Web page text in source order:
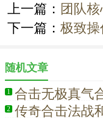
上一篇： 团队
下一篇： 极致
随机文章
1 合击无极真气
2 传奇合击法战